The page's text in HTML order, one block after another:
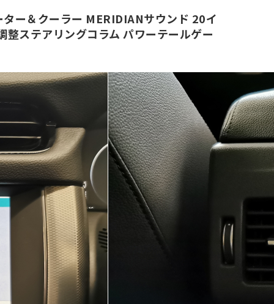
ー＆クーラー MERIDIANサウンド 20イ
ステアリングコラム パワーテールゲー